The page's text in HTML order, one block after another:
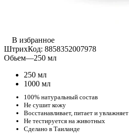
В избранное
ШтрихКод: 8858352007978
Обьем—250 мл
250 мл
1000 мл
100% натуральный состав
Не сушит кожу
Восстанавливает, питает и увлажняет
Не тестируется на животных
Сделано в Таиланде